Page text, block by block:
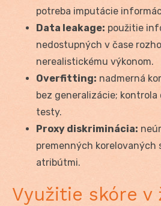
potreba imputácie
Data leakage: použitie
nedostupných v čase
nerealistickému výkonom.
Overfitting: nadmerná
bez generalizácie; kontrola
testy.
Proxy diskriminácia:
premenných korelovaných
atribútmi.
Využitie skóre v